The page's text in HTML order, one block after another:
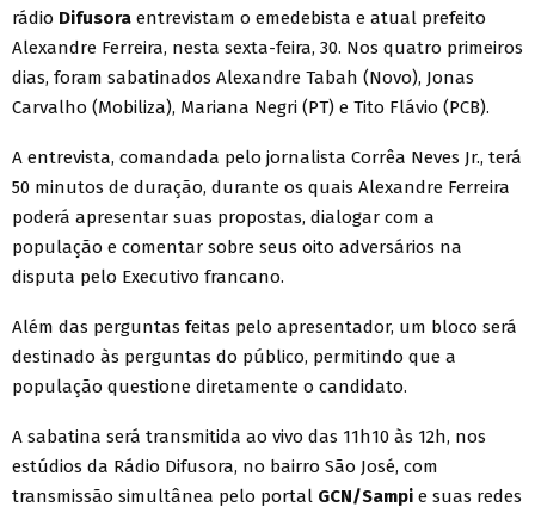
rádio Difusora entrevistam o emedebista e atual prefeito
Alexandre Ferreira, nesta sexta-feira, 30. Nos quatro primeiros
dias, foram sabatinados Alexandre Tabah (Novo), Jonas
Carvalho (Mobiliza), Mariana Negri (PT) e Tito Flávio (PCB).
A entrevista, comandada pelo jornalista Corrêa Neves Jr., terá
50 minutos de duração, durante os quais Alexandre Ferreira
poderá apresentar suas propostas, dialogar com a
população e comentar sobre seus oito adversários na
disputa pelo Executivo francano.
Além das perguntas feitas pelo apresentador, um bloco será
destinado às perguntas do público, permitindo que a
população questione diretamente o candidato.
A sabatina será transmitida ao vivo das 11h10 às 12h, nos
estúdios da Rádio Difusora, no bairro São José, com
transmissão simultânea pelo portal GCN/Sampi e suas redes